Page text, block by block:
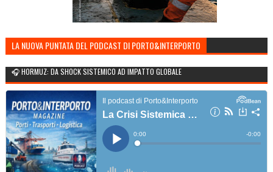
LA NUOVA PUNTATA DEL PODCAST DI PORTO&INTERPORTO
🎧 HORMUZ: DA SHOCK SISTEMICO AD IMPATTO GLOBALE